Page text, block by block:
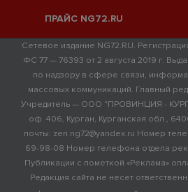
ПРАЙС NG72.RU
Сетевое издание NG72.RU.
ФС 77 — 76393 от 2 августа 2019 г.
по надзору в сфере связи,
массовых коммуникаций. Главный
Учредитель — ООО "ПРОВИНЦИЯ -
оф. 406, Курган, Курганская обл.,
почты: zen.ng72@yandex.ru Номер
69-98-08 Номер телефона отдела
Публикации с пометкой «Реклама»
Редакция сайта не несет